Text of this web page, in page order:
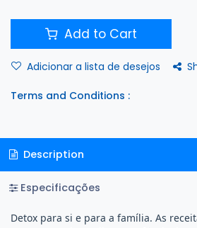
Add to Cart
Adicionar a lista de desejos
Terms and Conditions :
Description
Especificações
Detox para si e para a família. As